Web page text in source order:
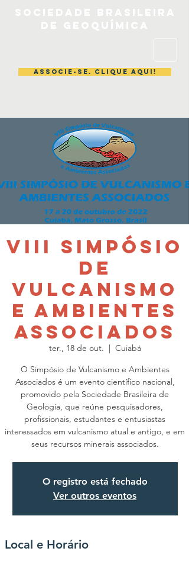
ASSOCIE-SE. CLIQUE AQUI!
VIII Simpósio
de
Vulcanismo
e Ambientes
Associados
ter., 18 de out.
  |
Cuiabá
O Simpósio de Vulcanismo e Ambientes
Associados é um evento científico nacional,
promovido pela Sociedade Brasileira de
Geologia, que reúne pesquisadores,
profissionais, estudantes e entusiastas
interessados em vulcanismo atual e antigo, e em
seus recursos minerais associados.
O registro está fechado
Ver outros eventos
Local e Horário